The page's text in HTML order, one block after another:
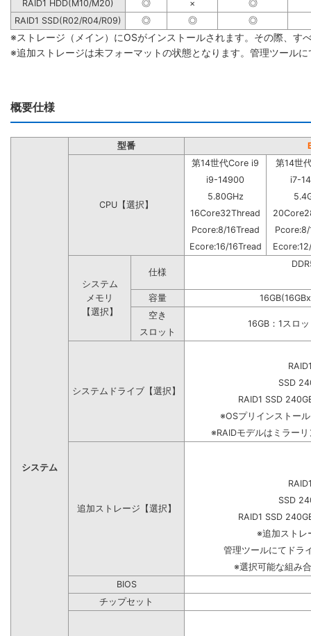
RAID1 HDD(M10/M20) ◎ ×
◎
RAID1 SSD(R02/R04/R09)
◎ ◎ ◎
※ストレージ（メイン）にOSがインストールされます。その際、す
※追加ストレージは未フォーマットの状態となります。管理ツール
概要仕様
システム
型番
CPU【選択】
第14世代Core i9
第14世
i9-14900
i7-
5.80GHz
16Core32Thread
Pcore:8/16Tread
Ecore:16/16Tread
システム
メモリ
【選択】
仕様
容量
空き
16GB：1スロ
スロット
システムドライブ【選択】
SSD
RAID1 SSD
※OSプリインストー
※RAIDモデルはミラー
追加ストレージ【選択】
SSD
RAID1 SSD
※追加ストレ
管理ツールにてドラ
※選択可能な組み
BIOS
チップセット